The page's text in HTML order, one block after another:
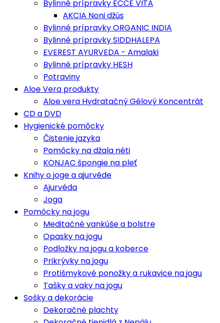
Bylinné prípravky ECCE VITA
AKCIA Noni džús
Bylinné prípravky ORGANIC INDIA
Bylinné prípravky SIDDHALEPA
EVEREST AYURVEDA - Amalaki
Bylinné prípravky HESH
Potraviny
Aloe Vera produkty
Aloe vera Hydratačný Gélový Koncentrát
CD a DVD
Hygienické pomôcky
Čistenie jazyka
Pomôcky na džala néti
KONJAC špongie na pleť
Knihy o joge a ajurvéde
Ajurvéda
Joga
Pomôcky na jogu
Meditačné vankúše a bolstre
Opasky na jogu
Podložky na jogu a koberce
Prikrývky na jogu
Protišmykové ponožky a rukavice na jogu
Tašky a vaky na jogu
Sošky a dekorácie
Dekoračné plachty